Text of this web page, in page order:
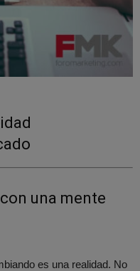
una mente
es una realidad. No